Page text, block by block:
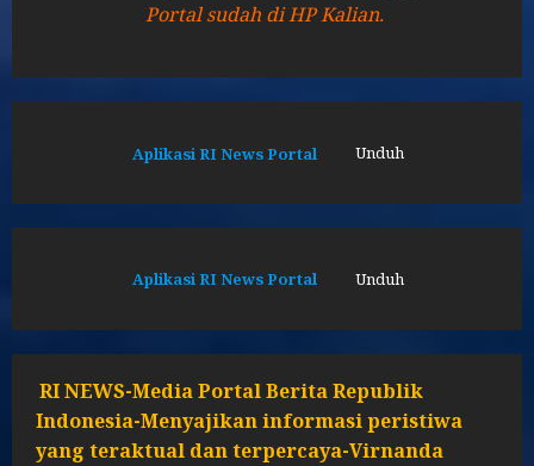
Portal sudah di HP Kalian.
Aplikasi RI News Portal Unduh
Aplikasi RI News Portal Unduh
RI NEWS-Media Portal Berita Republik
Indonesia-Menyajikan informasi peristiwa
yang teraktual dan terpercaya-Virnanda